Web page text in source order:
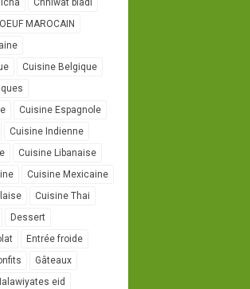
Chhiwat bladi
MAROCAIN
Cuisine Belgique
Cuisine Espagnole
Cuisine Indienne
Cuisine Libanaise
Cuisine Mexicaine
Cuisine Thai
Dessert
Entrée froide
Gâteaux
eid